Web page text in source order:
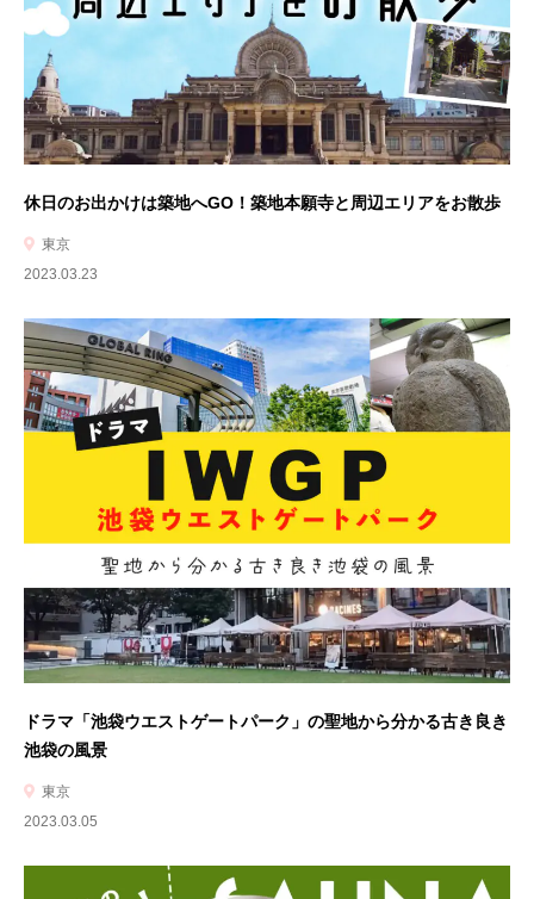
休日のお出かけは築地へGO！築地本願寺と周辺エリアをお散歩
東京
2023.03.23
ドラマ「池袋ウエストゲートパーク」の聖地から分かる古き良き
池袋の風景
東京
2023.03.05